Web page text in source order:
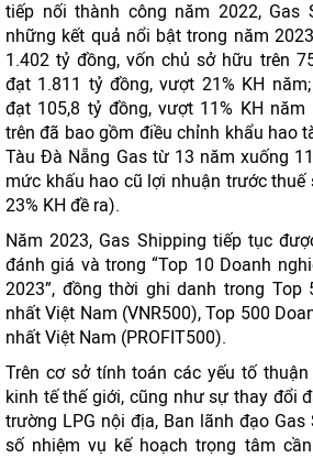
tiếp nối thành công năm 2022, Gas
những kết quả nổi bật trong năm
1.402 tỷ đồng, vốn chủ sở hữu trên
đạt 1.811 tỷ đồng, vượt 21% KH
đạt 105,8 tỷ đồng, vượt 11% KH
trên đã bao gồm điều chỉnh khẩu hao
Tàu Đà Nẵng Gas từ 13 năm xuống
mức khấu hao cũ lợi nhuận trước
23% KH đề ra).
Năm 2023, Gas Shipping tiếp tục
đánh giá và trong “Top 10 Doanh
2023”, đồng thời ghi danh trong Top
nhất Việt Nam (VNR500), Top 500
nhất Việt Nam (PROFIT500).
Trên cơ sở tính toán các yếu tố
kinh tế thế giới, cũng như sự thay đổi
trường LPG nội địa, Ban lãnh đạo
số nhiệm vụ kế hoạch trọng tâm